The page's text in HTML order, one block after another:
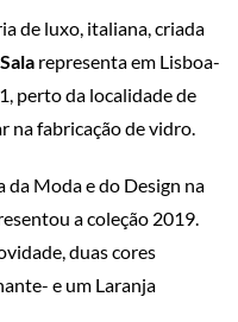
de luxo, italiana, criada
representa em Lisboa-
perto da localidade de
na fabricação de vidro.
da Moda e do Design na
a coleção 2019.
duas cores
e um Laranja